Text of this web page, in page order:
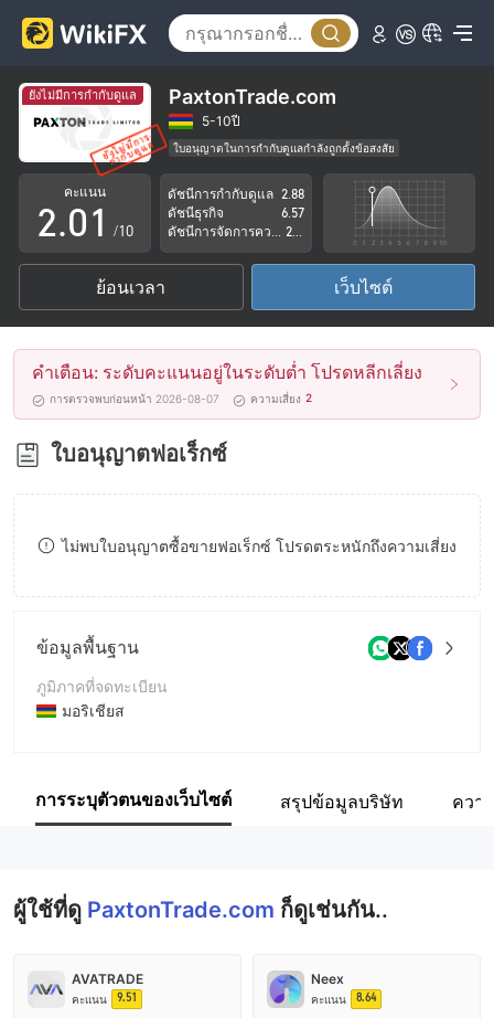
ยังไม่มีการกำกับดูแล PaxtonTrade.com
5-10ปี
ใบอนุญาตในการกำกับดูแลกำลังถูกตั้งข้อสงสัย
กลุ่มธุรกิจที่ต้องสงสัย
ระวังความเสี่ยงอันตรายที่อาจจะซ่อนอยู่
คะแนน
0
1
2
3
4
5
6
7
8
9
.0
1
2
3
4
5
6
7
0
1
2
3
4
5
6
7
8
/10
ดัชนีการกำกับดูแล 2.88
ดัชนีธุรกิจ
6.57
ย้อนเวลา เว็บไซต์
คำเตือน: ระดับคะแนนอยู่ในระดับต่ำ โปรดหลีกเลี่ยง
การตรวจพบก่อนหน้า 2026-08-07 ความเสี่ยง 2
ใบอนุญาตฟอเร็กซ์
ไม่พบใบอนุญาตซื้อขายฟอเร็กซ์ โปรดตระหนักถึงความเสี่ยง
ข้อมูลพื้นฐาน
ภูมิภาคที่จดทะเบียน
มอริเชียส
ชื่อบริษัท
การระบุตัวตนของเว็บไซต์ สรุปข้อมูลบริษัท ควา
ผู้ใช้ที่ดู PaxtonTrade.com ก็ดูเช่นกัน..
AVATRADE
คะแนน 9.51
Neex
คะแนน 8.64